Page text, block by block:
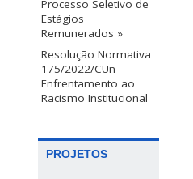
Processo Seletivo de
Estágios
Remunerados »
Resolução Normativa
175/2022/CUn –
Enfrentamento ao
Racismo Institucional
PROJETOS